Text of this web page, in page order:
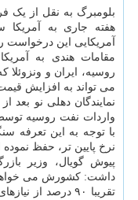
بلومبرگ به نقل از یک
هفته جاری به
آمریکایی این درخواست
مقامات هندی به
روسیه، ایران و ونزوئلا
می تواند به افزایش
نمایندگان دهلی نو بعد
واردات نفت روسیه
با توجه به این تعرفه
نرخ پایین تر، حفظ
پیوش گویال، وزیر
داشت: کشورش می خواهد
تقریبا ۹۰ درصد